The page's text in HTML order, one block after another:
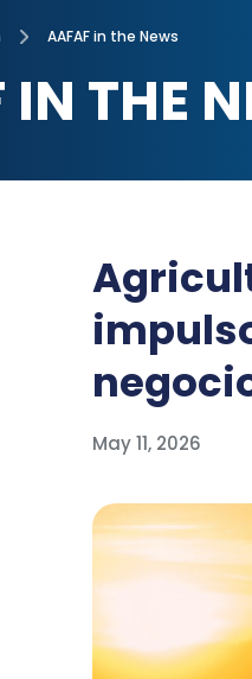
AAFAF in the News
THE
May 11, 2026